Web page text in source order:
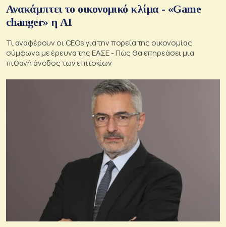
Ανακάμπτει το οικονομικό κλίμα - «Game
changer» η AI
Τι αναφέρουν οι CEOs για την πορεία της οικονομίας
σύμφωνα με έρευνα της ΕΑΣΕ - Πώς θα επηρεάσει μια
πιθανή άνοδος των επιτοκίων